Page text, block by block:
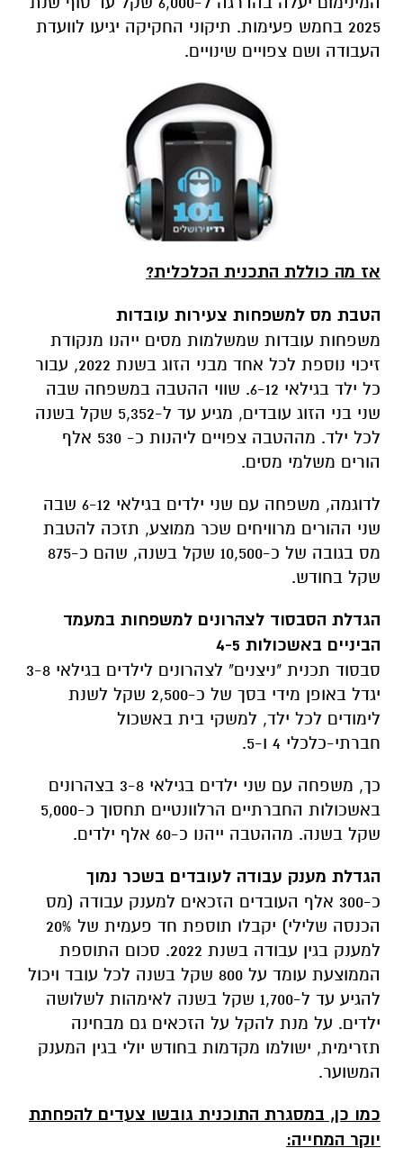
2025 בחמש פעימות. תיקוני החקיקה יגיעו לוועדת
העבודה ושם צפויים שינויים.
אז מה כוללת התכנית הכלכלית?
הטבת מס למשפחות צעירות עובדות
משפחות עובדות שמשלמות מסים ייהנו מנקודת
זיכוי נוספת לכל אחד מבני הזוג בשנת 2022, עבור
כל ילד בגילאי 6-12. שווי ההטבה במשפחה שבה
שני בני הזוג עובדים, מגיע עד ל-5,352 שקל בשנה
לכל ילד. מההטבה צפויים ליהנות כ- 530 אלף
הורים משלמי מסים.
לדוגמה, משפחה עם שני ילדים בגילאי 6-12 שבה
שני ההורים מרוויחים שכר ממוצע, תזכה להטבת
מס בגובה של כ-10,500 שקל בשנה, שהם כ-875
שקל בחודש.
הגדלת הסבסוד לצהרונים למשפחות במעמד
הביניים באשכולות 4-5
סבסוד תכנית "ניצנים" לצהרונים לילדים בגילאי 3-8
יגדל באופן מידי בסך של כ-2,500 שקל לשנת
לימודים לכל ילד, למשקי בית באשכול
חברתי-כלכלי 4 ו-5.
כך, משפחה עם שני ילדים בגילאי 3-8 בצהרונים
באשכולות החברתיים הרלוונטיים תחסוך כ-5,000
שקל בשנה. מההטבה ייהנו כ-60 אלף ילדים.
הגדלת מענק עבודה לעובדים בשכר נמוך
כ-300 אלף העובדים הזכאים למענק עבודה (מס
הכנסה שלילי) יקבלו תוספת חד פעמית של 20%
למענק בגין עבודה בשנת 2022. סכום התוספת
הממוצעת עומד על 800 שקל בשנה לכל עובד ויכול
להגיע עד ל-1,700 שקל בשנה לאימהות לשלושה
ילדים. על מנת להקל על הזכאים גם מבחינה
תזרימית, ישולמו מקדמות בחודש יולי בגין המענק
המשוער.
כמו כן, במסגרת התוכנית גובשו צעדים להפחתת
יוקר המחייה: